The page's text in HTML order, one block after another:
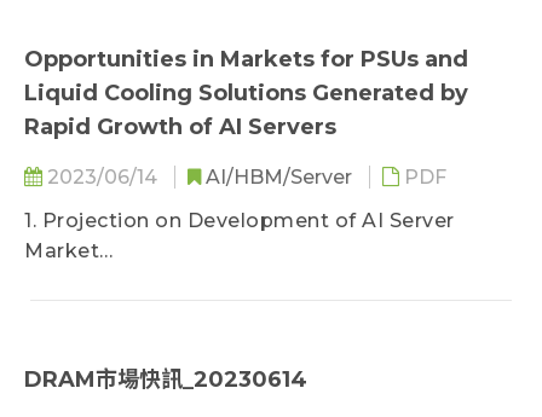
Opportunities in Markets for PSUs and
Liquid Cooling Solutions Generated by
Rapid Growth of AI Servers
2023/06/14 AI/HBM/Server
PDF
1. Projection on Development of AI Server
Market
and Liquid Cooling Solutions
DRAM市場快訊_20230614